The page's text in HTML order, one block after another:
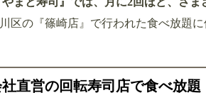
区の『篠崎店』で行われた食べ放題
直営の回転寿司店で食べ放題